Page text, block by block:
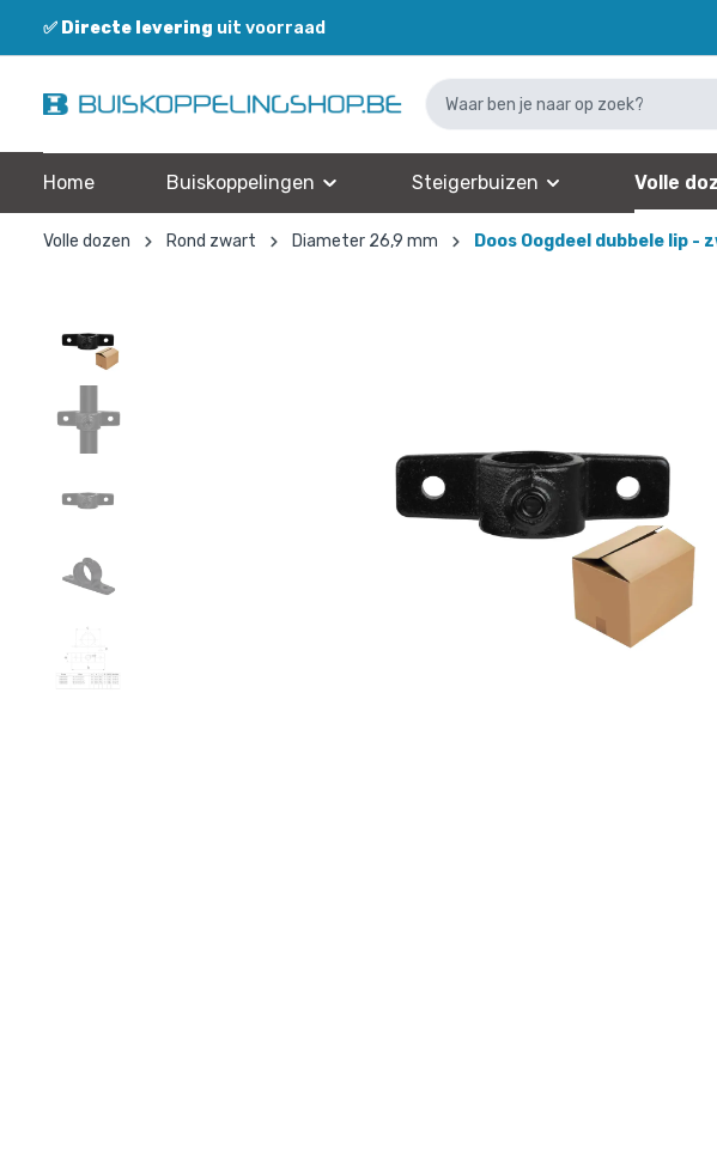
✅ Directe levering uit voorraad
✅
Home Buiskoppelingen Steigerbuizen Volle
Volle dozen Rond zwart Diameter 26,9 mm Doos Oogdeel dubbele lip
Doos Oogdeel dubbele